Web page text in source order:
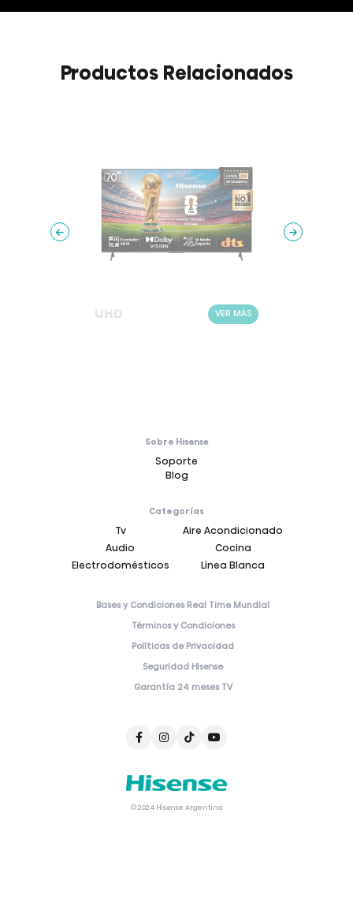
Productos Relacionados
UHD VER MÁS
Sobre Hisense
Soporte
Blog
Categorías
Tv
Aire Acondicionado
Audio
Cocina
Electrodomésticos
Línea Blanca
Bases y Condiciones Real Time Mundial
Términos y Condiciones
Políticas de Privacidad
Seguridad Hisense
Garantía 24 meses TV
© 2024 Hisense Argentina